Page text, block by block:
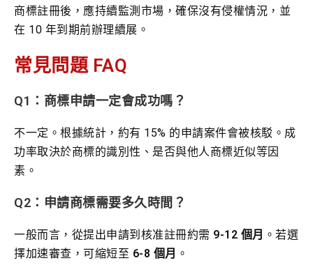
商標註冊後，應持續監測市場，確保沒有侵權情況，並
在 10 年到期前辦理續展。
常見問題 FAQ
Q1：商標申請一定會成功嗎？
不一定。根據統計，約有 15% 的申請案件會被核駁。成
功率取決於商標的識別性、是否與他人商標近似等因
素。
Q2：申請商標需要多久時間？
一般而言，從提出申請到核准註冊約需 9-12 個月 。若選
擇加速審查，可縮短至 6-8 個月 。